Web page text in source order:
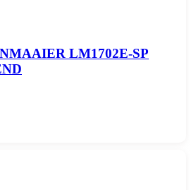
LM1702E-SP